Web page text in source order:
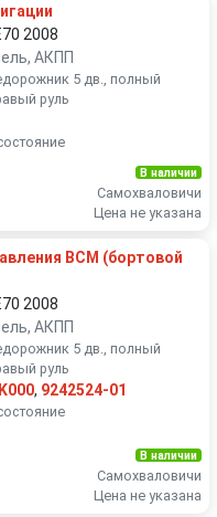
2008
АКПП
5 дв., полный
руль
В наличии
Самохваловичи
Цена не указана
BCM (бортовой
2008
АКПП
5 дв., полный
руль
, 9242524-01
В наличии
Самохваловичи
Цена не указана